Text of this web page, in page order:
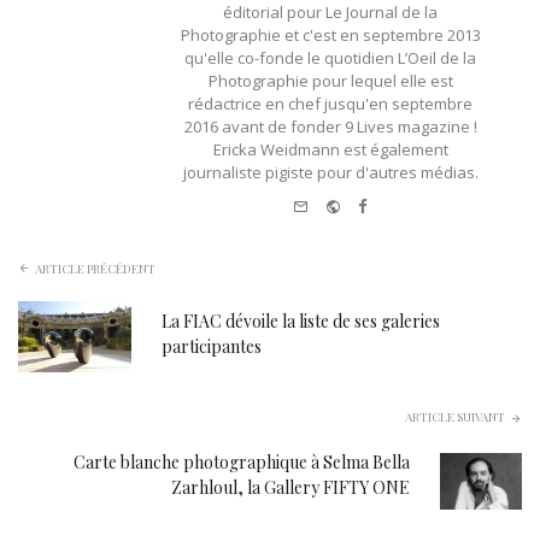
éditorial pour Le Journal de la
Photographie et c'est en septembre 2013
qu'elle co-fonde le quotidien L’Oeil de la
Photographie pour lequel elle est
rédactrice en chef jusqu'en septembre
2016 avant de fonder 9 Lives magazine !
Ericka Weidmann est également
journaliste pigiste pour d'autres médias.
Website
Facebook
ARTICLE PRÉCÉDENT
La FIAC dévoile la liste de ses galeries
participantes
ARTICLE SUIVANT
Carte blanche photographique à Selma Bella
Zarhloul, la Gallery FIFTY ONE